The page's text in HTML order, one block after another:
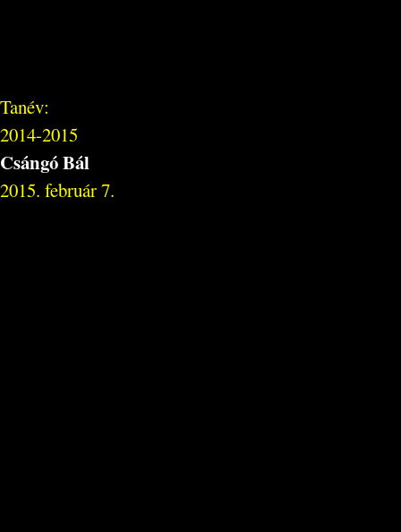
Tanév:
2014-2015
Csángó Bál
2015. február 7.